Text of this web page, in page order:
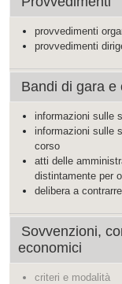
provvedimenti
provvedimenti
Bandi di gara e
informazioni sulle
informazioni sulle
corso
atti delle
distintamente per
delibera a contrarre
Sovvenzioni,
economici
criteri e modalità